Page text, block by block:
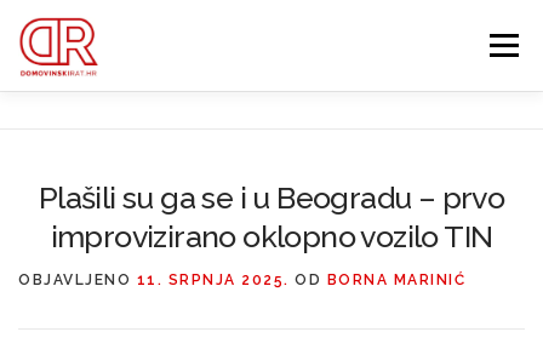
sadržaj
Izbornik
IZDVOJENE KATEGORIJE O MENI MEMBERSHIP
Plašili su ga se i u Beogradu – prvo
improvizirano oklopno vozilo TIN
OBJAVLJENO 11. SRPNJA 2025. OD BORNA MARINIĆ